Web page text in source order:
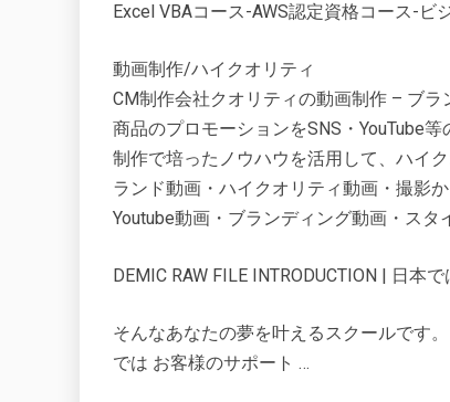
Excel VBAコース-AWS認定資格コース-
動画制作/ハイクオリティ
CM制作会社クオリティの動画制作 – ブ
商品のプロモーションをSNS・YouTube
制作で培ったノウハウを活用して、ハイ
ランド動画・ハイクオリティ動画・撮影
Youtube動画・ブランディング動画・スタ
DEMIC RAW FILE INTRODUCTION | 日本
そんなあなたの夢を叶えるスクールです
では お客様のサポート …